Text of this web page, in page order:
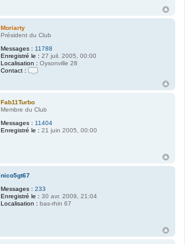
n
a
t
e
r
M
i
t
y
Moriarty
Président du Club
Messages : 11788
Enregistré le : 27 juil. 2005, 00:00
Localisation : Oysonville 28
Contact :
n
a
t
e
i
t
y
Fab11Turbo
Membre du Club
Messages : 11404
Enregistré le : 21 juin 2005, 00:00
nico5gt67
Messages : 233
Enregistré le : 30 avr. 2009, 21:04
Localisation : bas-rhin 67